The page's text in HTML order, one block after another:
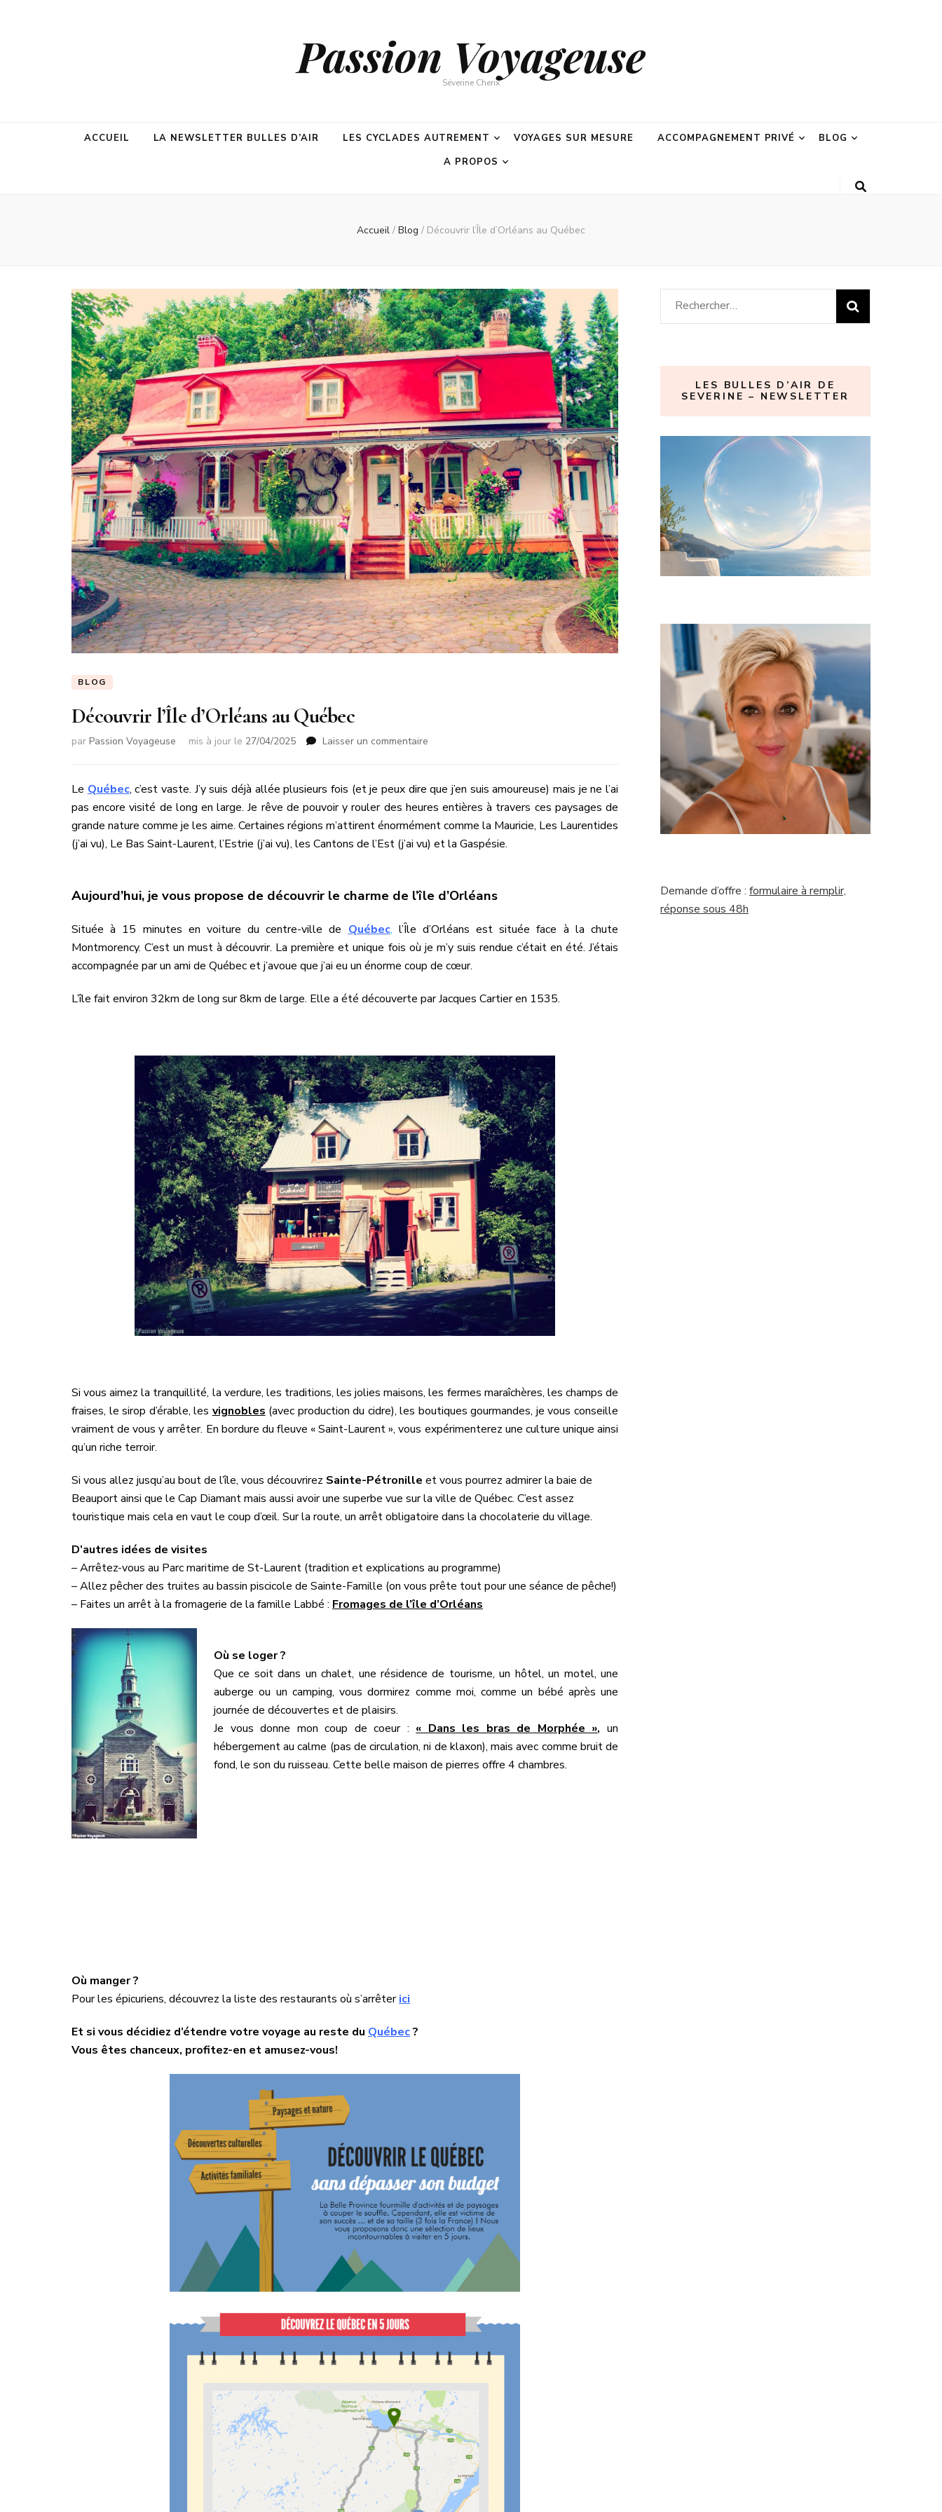
Passion Voyageuse
Séverine Cherix
ACCUEIL LA NEWSLETTER BULLES D’AIR LES CYCLADES AUTREMENT VOYAGES SUR MESURE ACCOMPAGNEMENT PRIVÉ
BLOG
A PROPOS
Accueil / Blog / Découvrir l’Île d’Orléans au Québec
BLOG
Découvrir l’Île d’Orléans au Québec
par Passion Voyageuse mis à jour le 27/04/2025 Laisser un commentaire
d’Orléans
au
Québec
Le Québec, c’est vaste. J’y suis déjà allée plusieurs fois (et je peux dire que j’en suis amoureuse) mais je ne l’ai
pas encore visité de long en large. Je rêve de pouvoir y rouler des heures entières à travers ces paysages de
grande nature comme je les aime. Certaines régions m’attirent énormément comme la Mauricie, Les Laurentides
(j’ai vu), Le Bas Saint-Laurent, l’Estrie (j’ai vu), les Cantons de l’Est (j’ai vu) et la Gaspésie.
Aujourd’hui, je vous propose de découvrir le charme de l’île d’Orléans
Située à 15 minutes en voiture du centre-ville de Québec, l’Île d’Orléans est située face à la chute
Montmorency. C’est un must à découvrir. La première et unique fois où je m’y suis rendue c’était en été. J’étais
accompagnée par un ami de Québec et j’avoue que j’ai eu un énorme coup de cœur.
L’île fait environ 32km de long sur 8km de large. Elle a été découverte par Jacques Cartier en 1535.
Si vous aimez la tranquillité, la verdure, les traditions, les jolies maisons, les fermes maraîchères, les champs de
fraises, le sirop d’érable, les vignobles (avec production du cidre), les boutiques gourmandes, je vous conseille
vraiment de vous y arrêter. En bordure du fleuve « Saint-Laurent », vous expérimenterez une culture unique ainsi
qu’un riche terroir.
Si vous allez jusqu’au bout de l’île, vous découvrirez Sainte-Pétronille et vous pourrez admirer la baie de
Beauport ainsi que le Cap Diamant mais aussi avoir une superbe vue sur la ville de Québec. C’est assez
touristique mais cela en vaut le coup d’œil. Sur la route, un arrêt obligatoire dans la chocolaterie du village.
D’autres idées de visites
– Arrêtez-vous au Parc maritime de St-Laurent (tradition et explications au programme)
– Allez pêcher des truites au bassin piscicole de Sainte-Famille (on vous prête tout pour une séance de pêche!)
– Faites un arrêt à la fromagerie de la famille Labbé : Fromages de l’île d’Orléans
Où se loger ?
Que ce soit dans un chalet, une résidence de tourisme, un hôtel, un motel, une
auberge ou un camping, vous dormirez comme moi, comme un bébé après une
journée de découvertes et de plaisirs.
Je vous donne mon coup de coeur : « Dans les bras de Morphée »,un
hébergement au calme (pas de circulation, ni de klaxon), mais avec comme bruit de
fond, le son du ruisseau. Cette belle maison de pierres offre 4 chambres.
Où manger ?
Pour les épicuriens, découvrez la liste des restaurants où s’arrêterici
Et si vous décidiez d’étendre votre voyage au reste du Québec?
Vous êtes chanceux, profitez-en et amusez-vous!
Rechercher :
LES BULLES D’AIR DE
SEVERINE – NEWSLETTER
Demande d’offre : formulaire à remplir,
réponse sous 48h